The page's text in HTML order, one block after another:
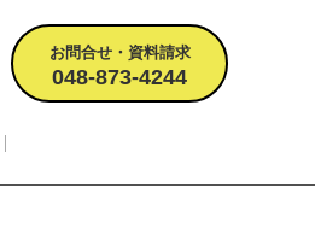
お問合せ・資料請求
048-873-4244